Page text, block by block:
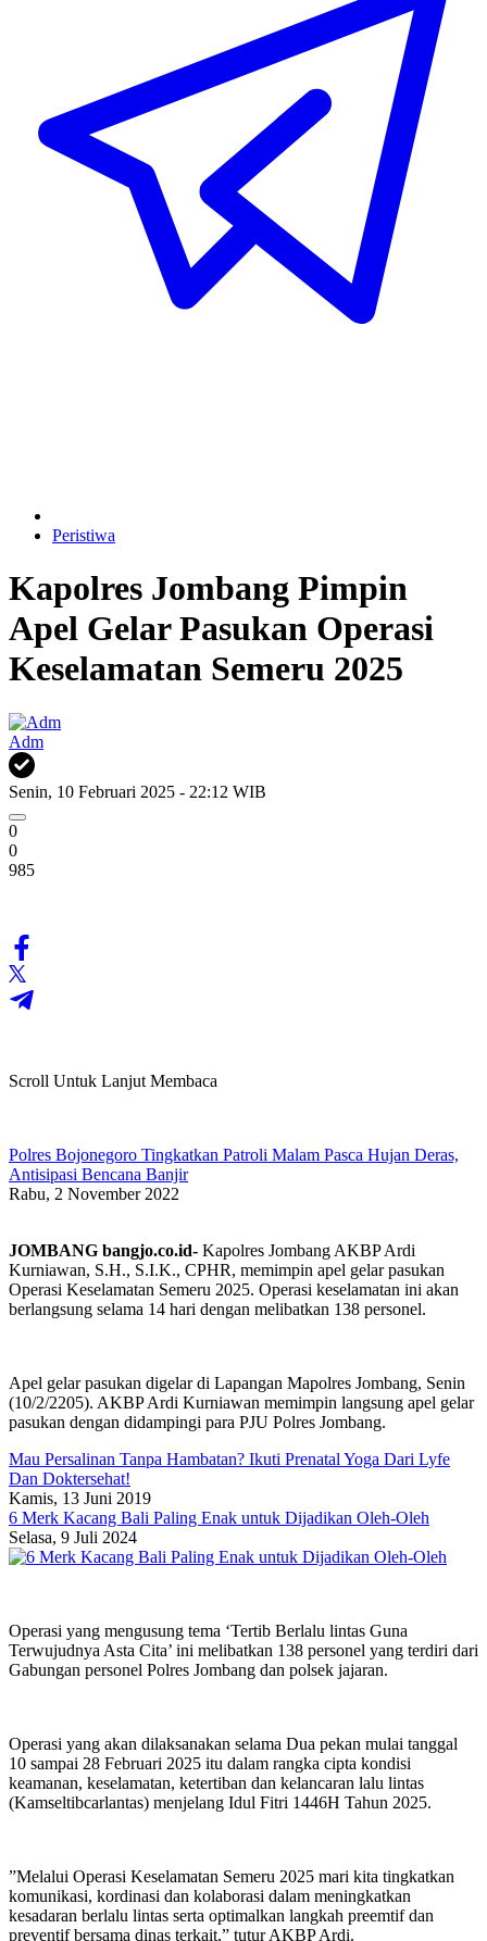
Peristiwa
Kapolres Jombang Pimpin
Apel Gelar Pasukan Operasi
Keselamatan Semeru 2025
Adm
Senin, 10 Februari 2025 - 22:12 WIB
0
0
985
Scroll Untuk Lanjut Membaca
Polres Bojonegoro Tingkatkan Patroli Malam Pasca Hujan Deras,
Antisipasi Bencana Banjir
Rabu, 2 November 2022
JOMBANG bangjo.co.id- Kapolres Jombang AKBP Ardi
Kurniawan, S.H., S.I.K., CPHR, memimpin apel gelar pasukan
Operasi Keselamatan Semeru 2025. Operasi keselamatan ini akan
berlangsung selama 14 hari dengan melibatkan 138 personel.
Apel gelar pasukan digelar di Lapangan Mapolres Jombang, Senin
(10/2/2205). AKBP Ardi Kurniawan memimpin langsung apel gelar
pasukan dengan didampingi para PJU Polres Jombang.
Mau Persalinan Tanpa Hambatan? Ikuti Prenatal Yoga Dari Lyfe
Dan Doktersehat!
Kamis, 13 Juni 2019
6 Merk Kacang Bali Paling Enak untuk Dijadikan Oleh-Oleh
Selasa, 9 Juli 2024
Operasi yang mengusung tema ‘Tertib Berlalu lintas Guna
Terwujudnya Asta Cita’ ini melibatkan 138 personel yang terdiri dari
Gabungan personel Polres Jombang dan polsek jajaran.
Operasi yang akan dilaksanakan selama Dua pekan mulai tanggal
10 sampai 28 Februari 2025 itu dalam rangka cipta kondisi
keamanan, keselamatan, ketertiban dan kelancaran lalu lintas
(Kamseltibcarlantas) menjelang Idul Fitri 1446H Tahun 2025.
”Melalui Operasi Keselamatan Semeru 2025 mari kita tingkatkan
komunikasi, kordinasi dan kolaborasi dalam meningkatkan
kesadaran berlalu lintas serta optimalkan langkah preemtif dan
preventif bersama dinas terkait,” tutur AKBP Ardi.